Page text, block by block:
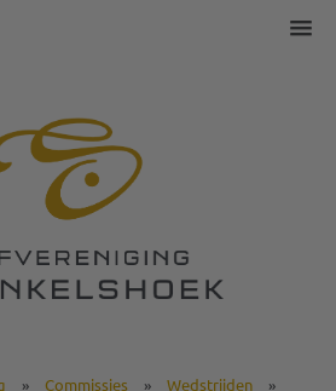
» Commissies » Wedstrijden
»